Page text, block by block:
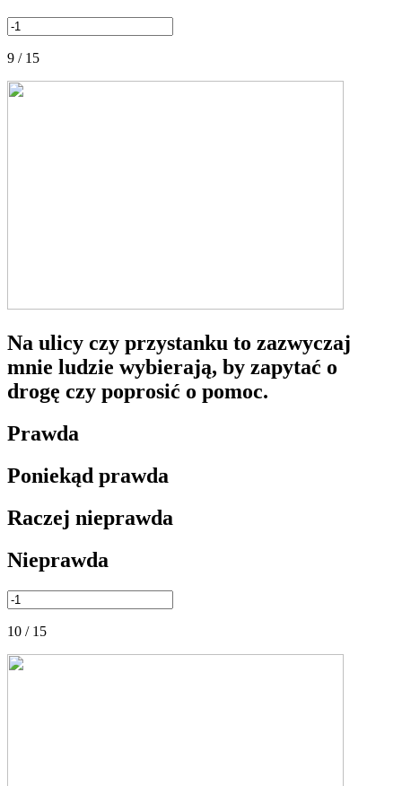
9 / 15
Na ulicy czy przystanku to zazwyczaj
mnie ludzie wybierają, by zapytać o
drogę czy poprosić o pomoc.
Prawda
Poniekąd prawda
Raczej nieprawda
Nieprawda
10 / 15